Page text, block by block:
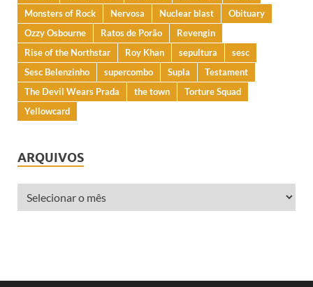
Monsters of Rock
Nervosa Nuclear blast
Obituary
Ozzy Osbourne
Ratos de Porão
Revengin
Rise of the Northstar
Roy Khan sepultura
sesc
Sesc Belenzinho
supercombo Supla
Testament
The Devil Wears Prada
the town
Torture Squad
Yellowcard
ARQUIVOS